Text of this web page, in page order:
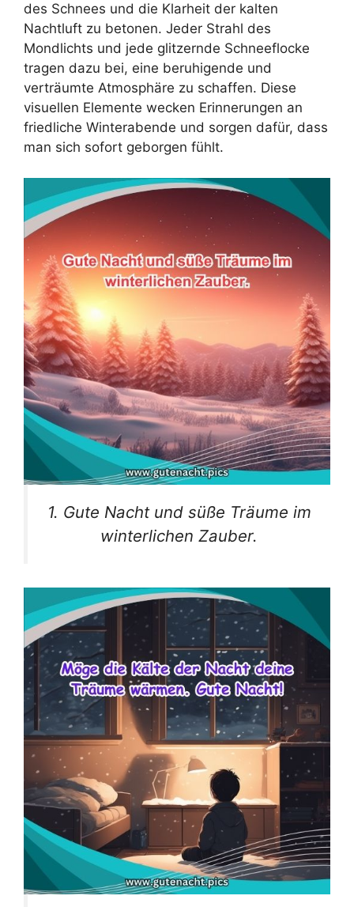
des Schnees und die Klarheit der kalten
Nachtluft zu betonen. Jeder Strahl des
Mondlichts und jede glitzernde Schneeflocke
tragen dazu bei, eine beruhigende und
verträumte Atmosphäre zu schaffen. Diese
visuellen Elemente wecken Erinnerungen an
friedliche Winterabende und sorgen dafür, dass
man sich sofort geborgen fühlt.
1. Gute Nacht und süße Träume im
winterlichen Zauber.